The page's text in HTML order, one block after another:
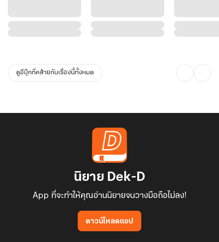
ดูอีบุ๊กที่คล้ายกับเรื่องนี้ทั้งหมด
นิยาย Dek-D
App ที่จะทำให้คุณอ่านนิยายจนวางมือถือไม่ลง!
ดาวน์โหลดแอป